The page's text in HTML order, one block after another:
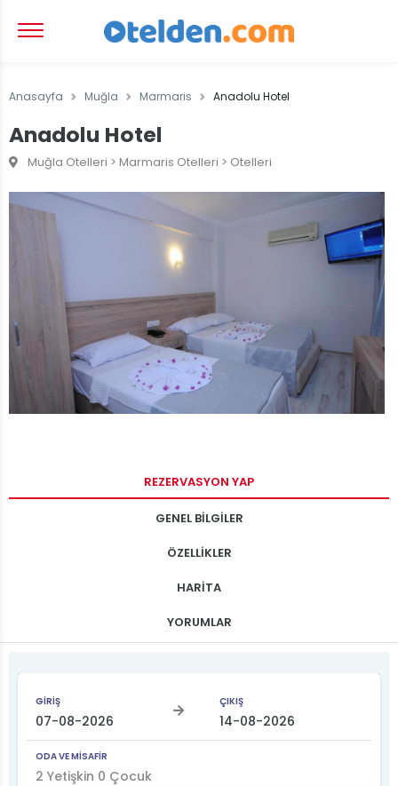
Anasayfa Muğla Marmaris Anadolu Hotel
Anadolu Hotel
Muğla Otelleri > Marmaris Otelleri > Otelleri
REZERVASYON YAP
GENEL BİLGİLER
ÖZELLİKLER
HARİTA
YORUMLAR
GİRİŞ ÇIKIŞ
ODA VE MİSAFİR
2 Yetişkin 0 Çocuk